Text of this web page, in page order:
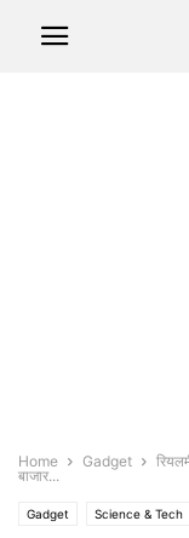
Home Gadget
बाजार...
Gadget Science & Tech